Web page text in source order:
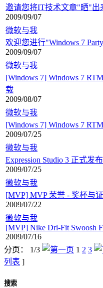
邀请您将IT技术文章"晒"出
2009/09/07
微软与我
欢迎您进行"Windows 7
2009/09/07
微软与我
[Windows 7] Windows 7
载
2009/08/07
微软与我
[Windows 7] Windows 7
2009/07/25
微软与我
Expression Studio 3 正式发布
2009/07/25
微软与我
[MVP] MVP 荣誉 - 奖杯与
2009/07/22
微软与我
[MVP] Nike Dri-Fit Swoosh
2009/07/16
分页： 1/3
1 2 3
列表 ]
搜索